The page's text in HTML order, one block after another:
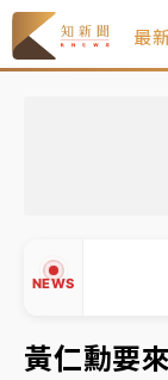
最
NEWS
韓股最壞時期
至2個月低
「白海豚」雨
損最多
黃仁勳要